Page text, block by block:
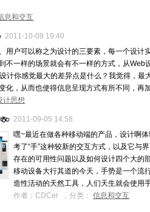
息和交互
2011-10-09 19:40
用户可以称之为设计的三要素，每一个设计
不一样的场景就会有不一样的方式，从Web
计你感觉最大的差异点是什么？我觉得，最
化，从而也使得信息呈现方式有所不同，再
计思想
2011-09-05 14:58
嘿~最近在做各种移动端的产品，设计啊
考了“手”这种较新的交互方式，以及它与
存在的可用性问题以及如何设计四个大的
移动设备大行其道的今天，手势是一个流
造性活动的天然工具，人们天生就会使用
作者：CDCer ，分类： 信息和交互